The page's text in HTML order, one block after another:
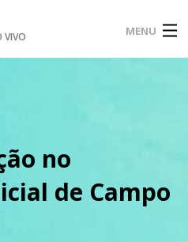
VIVO MENU
no
de Campo